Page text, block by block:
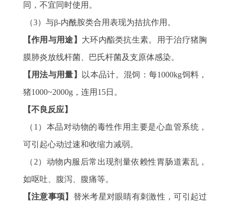
同，不宜同时使用。
（3）与β-内酰胺类合用表现为拮抗作用。
【作用与用途】 大环内酯类抗生素。用于治疗猪胸
膜肺炎放线杆菌、巴氏杆菌及支原体感染。
【用法与用量】
以本品计。混饲：每1000kg饲料，
猪1000~2000g，连用15日。
【不良反应】
（1）本品对动物的毒性作用主要是心血管系统，
可引起心动过速和收缩力减弱。
（2）动物内服后常出现剂量依赖性胃肠道素乱，
如呕吐、腹泻、腹痛等。
【注意事项】 替米考星对眼睛有刺激性，可引起过